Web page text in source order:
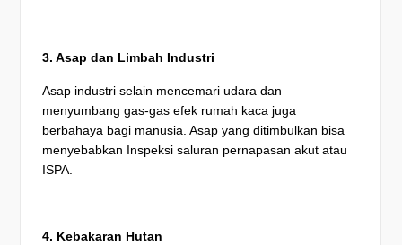
3. Asap dan Limbah Industri
Asap industri selain mencemari udara dan
menyumbang gas-gas efek rumah kaca juga
berbahaya bagi manusia. Asap yang ditimbulkan bisa
menyebabkan Inspeksi saluran pernapasan akut atau
ISPA.
4. Kebakaran Hutan